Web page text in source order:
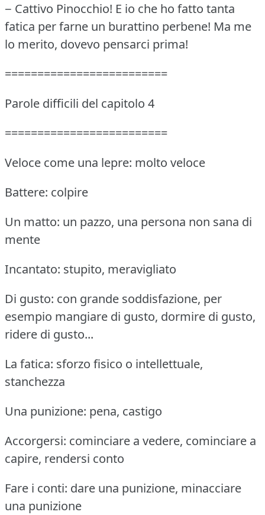
− Cattivo Pinocchio! E io che ho fatto tanta
fatica per farne un burattino perbene! Ma me
lo merito, dovevo pensarci prima!
=========================
Parole difficili del capitolo 4
=========================
Veloce come una lepre: molto veloce
Battere: colpire
Un matto: un pazzo, una persona non sana di
mente
Incantato: stupito, meravigliato
Di gusto: con grande soddisfazione, per
esempio mangiare di gusto, dormire di gusto,
ridere di gusto...
La fatica: sforzo fisico o intellettuale,
stanchezza
Una punizione: pena, castigo
Accorgersi: cominciare a vedere, cominciare a
capire, rendersi conto
Fare i conti: dare una punizione, minacciare
una punizione